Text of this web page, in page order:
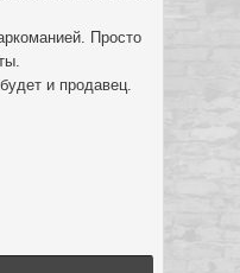
Просто
и продавец.